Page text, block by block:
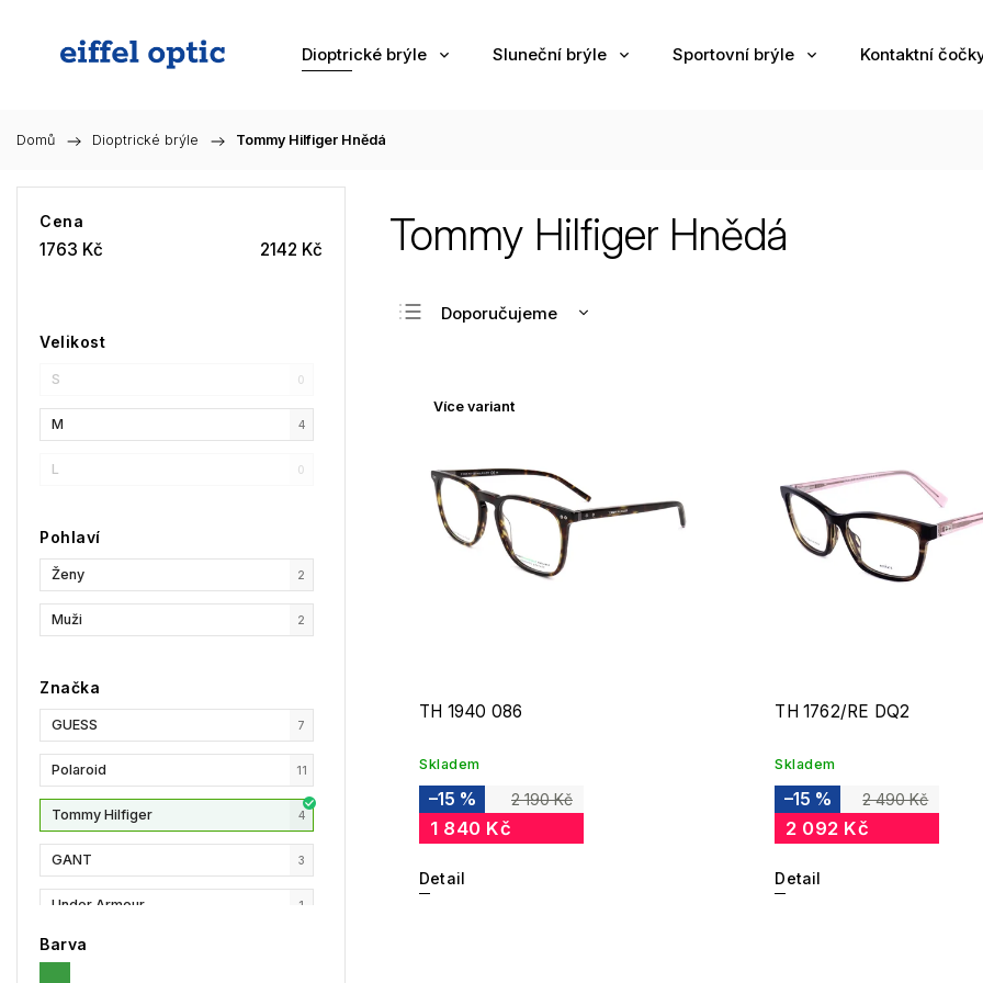
Dioptrické brýle Sluneční brýle Sportovní brýle Kontaktní
Domů / Dioptrické brýle / Tommy Hilfiger Hnědá
Cena
1763 Kč 2142 Kč
Velikost
S 0
M 4
L 0
Pohlaví
Ženy 2
Muži 2
Značka
GUESS 7
Polaroid 11
Tommy Hilfiger 4
GANT 3
Under Armour 1
Privé Revaux
Barva
Tommy Hilfiger Hnědá
Doporučujeme
Nejprodávanější
Více variant
TH 1940 086
Skladem
2 190 Kč
–15 %
1 840 Kč
Detail
TH 1762/RE DQ2
Skladem
2 490 Kč
–15 %
2 092 Kč
Detail